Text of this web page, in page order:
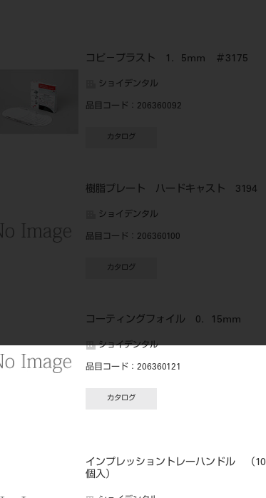
コピ－プラスト 1．5mm ＃3175
ショイデンタル
品目コード ：206360092
カタログ
樹脂プレート ハードキャスト 3194
ショイデンタル
品目コード ：206360100
カタログ
コーティングフォイル 0．15mm
ショイデンタル
品目コード ：206360121
カタログ
インプレッショントレーハンドル （10
個入）